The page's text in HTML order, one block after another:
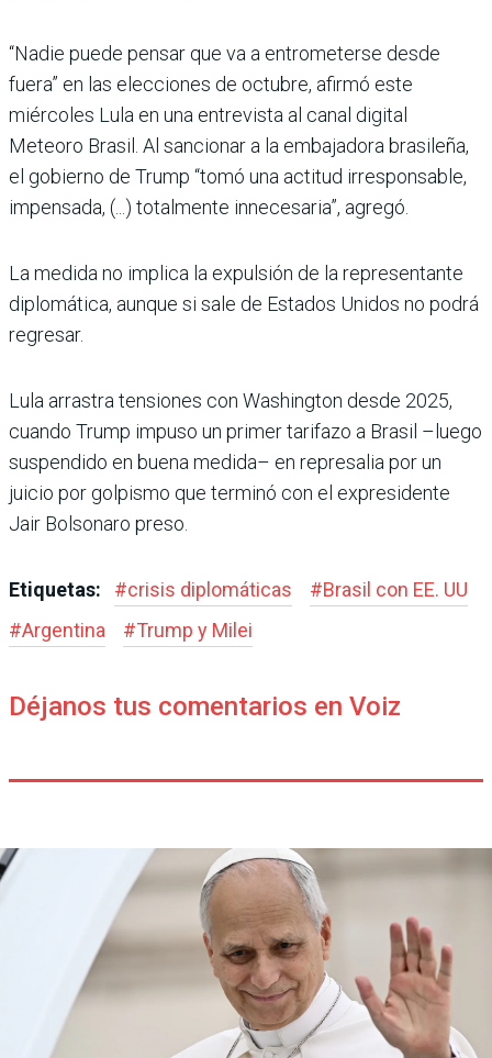
“Nadie puede pensar que va a entrometerse desde
fuera” en las elecciones de octubre, afirmó este
miércoles Lula en una entrevista al canal digital
Meteoro Brasil. Al sancionar a la embajadora brasileña,
el gobierno de Trump “tomó una actitud irresponsable,
impen­sada, (...) totalmente innecesa­ria”, agregó.
La medida no implica la expul­sión de la representante
diplo­mática, aunque si sale de Esta­dos Unidos no podrá
regresar.
Lula arrastra tensiones con Washington desde 2025,
cuando Trump impuso un pri­mer tarifazo a Brasil –luego
suspendido en buena medida– en represalia por un
juicio por golpismo que terminó con el expresidente
Jair Bolsonaro preso.
Etiquetas: #crisis diplomáticas #Brasil con EE. UU
#Argentina #Trump y Milei
Déjanos tus comentarios en Voiz